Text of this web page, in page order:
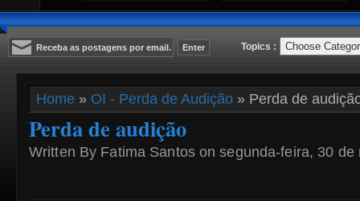
Topics :
Home » OI - Perda de Audição » Perda de
Perda de audição
Written By Fatima Santos on segunda-feira, 30